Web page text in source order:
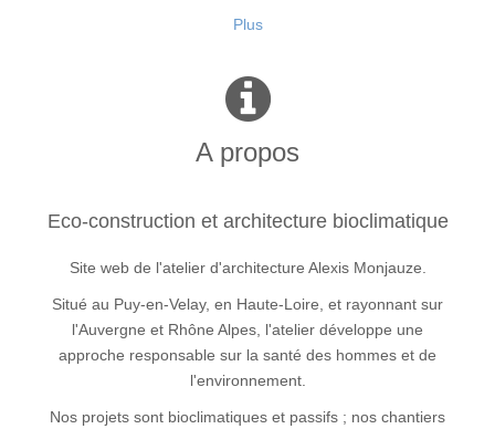
Plus
A propos
Eco-construction et architecture bioclimatique
Site web de l'atelier d'architecture Alexis Monjauze.
Situé au Puy-en-Velay, en Haute-Loire, et rayonnant sur
l'Auvergne et Rhône Alpes, l'atelier développe une
approche responsable sur la santé des hommes et de
l'environnement.
Nos projets sont bioclimatiques et passifs ; nos chantiers